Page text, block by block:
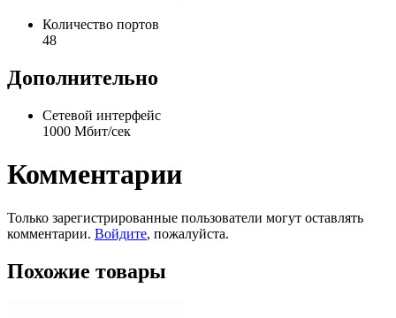
Количество портов
48
Дополнительно
Сетевой интерфейс
1000 Мбит/сек
Комментарии
Только зарегистрированные пользователи могут оставлять
комментарии. Войдите, пожалуйста.
Похожие товары